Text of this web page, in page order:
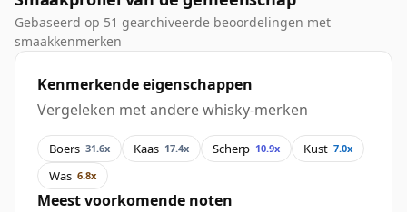
Gebaseerd op 51 gearchiveerde beoordelingen met
smaakkenmerken
Kenmerkende eigenschappen
Vergeleken met andere whisky-merken
Boers 31.6x Kaas 17.4x Scherp 10.9x Kust 7.0x
Was 6.8x
Meest voorkomende noten